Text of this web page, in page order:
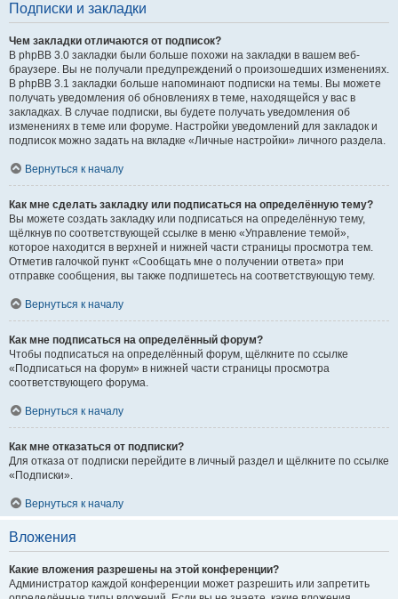
Подписки и закладки
Чем закладки отличаются от подписок?
В phpBB 3.0 закладки были больше похожи на закладки в вашем веб-
браузере. Вы не получали предупреждений о произошедших изменениях.
В phpBB 3.1 закладки больше напоминают подписки на темы. Вы можете
получать уведомления об обновлениях в теме, находящейся у вас в
закладках. В случае подписки, вы будете получать уведомления об
изменениях в теме или форуме. Настройки уведомлений для закладок и
подписок можно задать на вкладке «Личные настройки» личного раздела.
Вернуться к началу
Как мне сделать закладку или подписаться на определённую тему?
Вы можете создать закладку или подписаться на определённую тему,
щёлкнув по соответствующей ссылке в меню «Управление темой»,
которое находится в верхней и нижней части страницы просмотра тем.
Отметив галочкой пункт «Сообщать мне о получении ответа» при
отправке сообщения, вы также подпишетесь на соответствующую тему.
Вернуться к началу
Как мне подписаться на определённый форум?
Чтобы подписаться на определённый форум, щёлкните по ссылке
«Подписаться на форум» в нижней части страницы просмотра
соответствующего форума.
Вернуться к началу
Как мне отказаться от подписки?
Для отказа от подписки перейдите в личный раздел и щёлкните по ссылке
«Подписки».
Вернуться к началу
Вложения
Какие вложения разрешены на этой конференции?
Администратор каждой конференции может разрешить или запретить